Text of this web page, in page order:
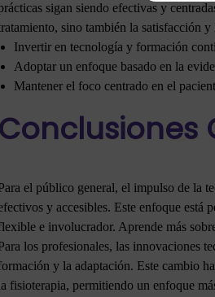
sigan siendo efectivas y
sino también la satisfacción y
Invertir en tecnología y formación
Adoptar un enfoque basado en la
Mantener el foco centrado en el
Conclusiones
el público general, el impulso de la
y accesibles. Este enfoque está
e involucrador. Aprende más
los profesionales, las innovaciones
y la adaptación. Este cambio
fisioterapia, permitiendo un enfoque